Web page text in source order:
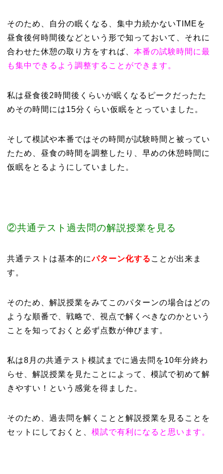
そのため、自分の眠くなる、集中力続かないTIMEを
昼食後何時間後などという形で知っておいて、それに
合わせた休憩の取り方をすれば、 本番の試験時間に最
も集中できるよう調整することができます。
私は昼食後2時間後くらいが眠くなるピークだったた
めその時間には15分くらい仮眠をとっていました。
そして模試や本番ではその時間が試験時間と被ってい
たため、昼食の時間を調整したり、早めの休憩時間に
仮眠をとるようにしていました。
②共通テスト過去問の解説授業を見る
共通テストは基本的にパターン化する ことが出来ま
す。
そのため、解説授業をみてこのパターンの場合はどの
ような順番で、戦略で、視点で解くべきなのかという
ことを知っておくと必ず点数が伸びます。
私は8月の共通テスト模試までに過去問を10年分終わ
らせ、解説授業を見たことによって、模試で初めて解
きやすい！という感覚を得ました。
そのため、過去問を解くことと解説授業を見ることを
セットにしておくと、 模試で有利になると思います。